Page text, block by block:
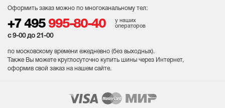
Оформить заказ можно по многоканальному тел:
+7 495 995-80-40
у наших
операторов
с 9-00 до 21-00
по московскому времени ежедневно (без выходных).
Также Вы можете круглосуточно купить шины через Интернет,
оформив свой заказ на нашем сайте.